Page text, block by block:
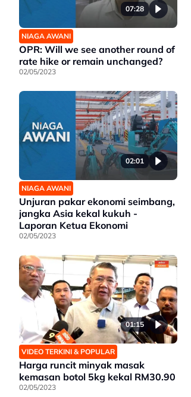
07:28
NIAGA AWANI
OPR: Will we see another round of
rate hike or remain unchanged?
02/05/2023
02:01
NIAGA AWANI
Unjuran pakar ekonomi seimbang,
jangka Asia kekal kukuh -
Laporan Ketua Ekonomi
02/05/2023
01:15
VIDEO TERKINI & POPULAR
Harga runcit minyak masak
kemasan botol 5kg kekal RM30.90
02/05/2023